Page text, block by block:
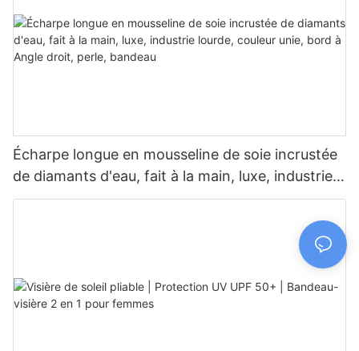
Écharpe longue en mousseline de soie incrustée
de diamants d'eau, fait à la main, luxe, industrie
lourde, couleur unie, bord à Angle droit, perle,